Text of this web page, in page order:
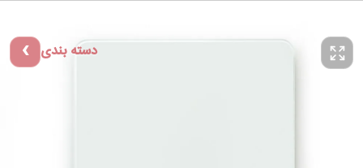
دسته بندی